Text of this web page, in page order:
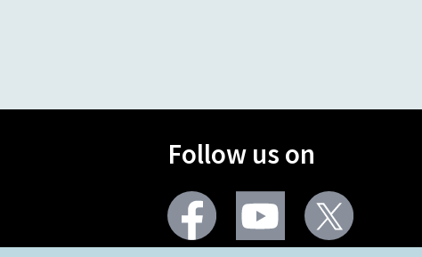
Follow us on
Facebook Youtube